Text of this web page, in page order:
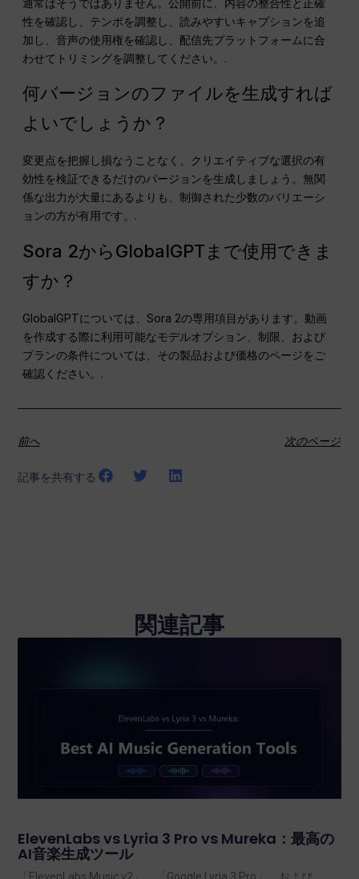
通常はそうではありません。公開前に、内容の整合性と正確
性を確認し、テンポを調整し、読みやすいキャプションを追
加し、音声の使用権を確認し、配信先プラットフォームに合
わせてトリミングを調整してください。.
何バージョンのファイルを生成すれば
よいでしょうか？
変更点を把握し損なうことなく、クリエイティブな選択の有
効性を検証できるだけのバージョンを生成しましょう。無関
係な出力が大量にあるよりも、制御された少数のバリエーシ
ョンの方が有用です。.
Sora 2からGlobalGPTまで使用できま
すか？
GlobalGPTについては、Sora 2の専用項目があります。動画
を作成する際に利用可能なモデルオプション、制限、および
プランの条件については、その製品および価格のページをご
確認ください。.
前へ 次のページ
記事を共有する
関連記事
ElevenLabs vs Lyria 3 Pro vs Mureka：最高の
AI音楽生成ツール